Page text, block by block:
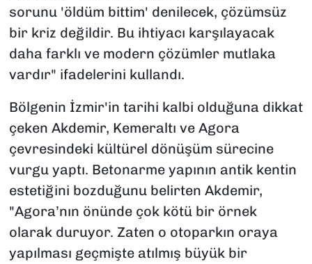
sorunu 'öldüm bittim' denilecek, çözümsüz
bir kriz değildir. Bu ihtiyacı karşılayacak
daha farklı ve modern çözümler mutlaka
vardır" ifadelerini kullandı.
Bölgenin İzmir'in tarihi kalbi olduğuna dikkat
çeken Akdemir, Kemeraltı ve Agora
çevresindeki kültürel dönüşüm sürecine
vurgu yaptı. Betonarme yapının antik kentin
estetiğini bozduğunu belirten Akdemir,
"Agora’nın önünde çok kötü bir örnek
olarak duruyor. Zaten o otoparkın oraya
yapılması geçmişte atılmış büyük bir